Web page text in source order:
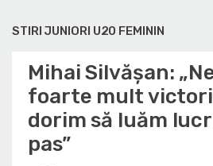
STIRI JUNIORI U20 FEMININ
Mihai Silvășan:
foarte mult
dorim să luăm
pas”